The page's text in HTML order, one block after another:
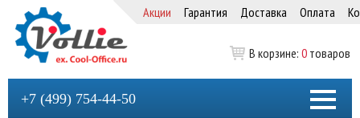
Акции Гарантия Доставка Оплата
В корзине: 0 товаров
+7 (499) 754-44-50